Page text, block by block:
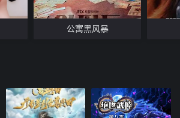
公寓黑风暴